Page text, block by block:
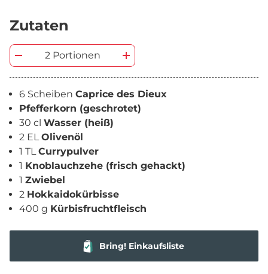
Zutaten
2 Portionen
6 Scheiben Caprice des Dieux
Pfefferkorn (geschrotet)
30 cl Wasser (heiß)
2 ELOlivenöl
1 TLCurrypulver
1 Knoblauchzehe (frisch gehackt)
1 Zwiebel
2 Hokkaidokürbisse
400 g Kürbisfruchtfleisch
Bring! Einkaufsliste